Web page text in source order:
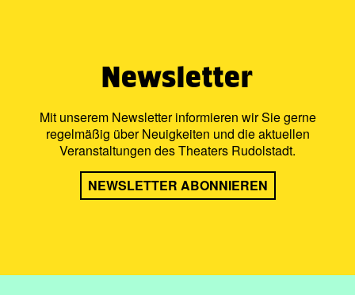
Newsletter
Mit unserem Newsletter informieren wir Sie gerne
regelmäßig über Neuigkeiten und die aktuellen
Veranstaltungen des Theaters Rudolstadt.
NEWSLETTER ABONNIEREN